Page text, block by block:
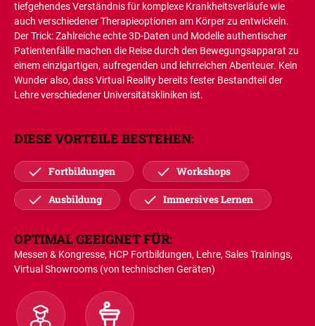
tiefgehendes Verständnis für komplexe Krankheitsverläufe wie
auch verschiedener Therapieoptionen am Körper zu entwickeln.
Der Trick: Zahlreiche echte 3D-Daten und Modelle authentischer
Patientenfälle machen die Reise durch den Bewegungsapparat zu
einem einzigartigen, aufregenden und lehrreichen Abenteuer. Kein
Wunder also, dass Virtual Reality bereits fester Bestandteil der
Lehre verschiedener Universitätskliniken ist.
DIESE VORTEILE BESTEHEN:
Fortbildungen Workshops
Ausbildung Immersives Lernen
OPTIMAL GEEIGNET FÜR:
Messen & Kongresse, HCP Fortbildungen, Lehre, Sales Trainings,
Virtual Showrooms (von technischen Geräten)